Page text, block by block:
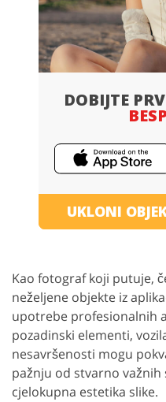
UKLONI
DOBIJTE
Kao fotograf koji putuje,
neželjene objekte iz
upotrebe profesionalnih
pozadinski elementi,
nesavršenosti mogu
pažnju od stvarno
cjelokupna estetika slike.